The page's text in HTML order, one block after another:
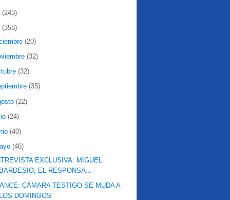
(243)
(358)
(20)
(32)
(32)
(35)
(22)
(24)
(40)
(46)
EXCLUSIVA: MIGUEL
EL RESPONSA...
CÁMARA TESTIGO SE MUDA A
DOMINGOS